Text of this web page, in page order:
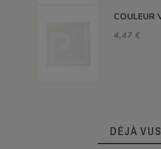
4,47 €
DÉJÀ VUS